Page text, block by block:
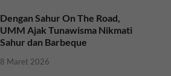
Dengan Sahur On The Road,
UMM Ajak Tunawisma Nikmati
Sahur dan Barbeque
8 Maret 2026